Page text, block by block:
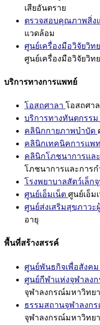
เสียอันตราย
ตรวจสอบคุณภาพสิ่ง
แวดล้อม
ศูนย์เครื่องมือวิจัยวิท
ศูนย์เครื่องมือวิจัยวิท
บริการทางการแพทย์
โอสถศาลา โอสถศา
บริการทางทันตกรรม
คลินิกกายภาพบำบัด
คลินิกเทคนิคการแพ
คลินิกโภชนาการแล
โภชนาการและการ
โรงพยาบาลสัตว์เล็ก
ศูนย์เอ็มเน็ต ศูนย์เอ็ม
ศูนย์ส่งเสริมสุขภาวะ
อายุ
พื้นที่สร้างสรรค์
ศูนย์พันธกิจเพื่อสังคม
ศูนย์กีฬาแห่งจุฬาลง
จุฬาลงกรณ์มหาวิทย
ธรรมสถานจุฬาลงก
จุฬาลงกรณ์มหาวิทย